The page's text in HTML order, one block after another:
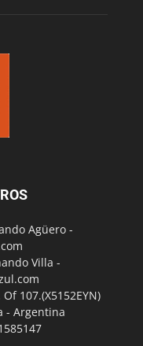
Agüero -
Villa -
107.(X5152EYN)
- Argentina